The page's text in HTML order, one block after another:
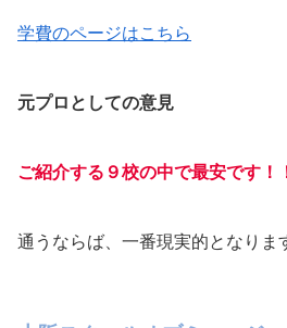
学費のページはこちら
元プロとしての意見
ご紹介する９校の中で最安です！
通うならば、一番現実的となりま